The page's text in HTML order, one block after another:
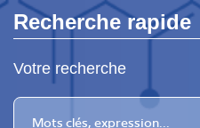
Recherche rapide
Votre recherche